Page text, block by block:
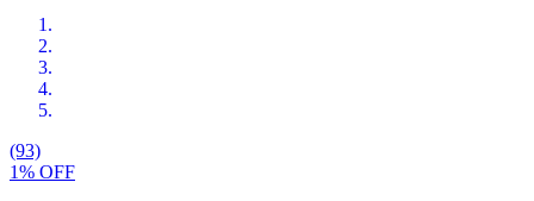
(93)
1% OFF